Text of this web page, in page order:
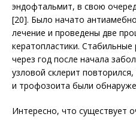
эндофтальмит, в свою
[20]. Было начато
лечение и проведены две
кератопластики.
через год после начала
узловой склерит
и трофозоита были
Интересно, что существует